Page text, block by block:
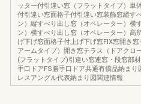
ッター付引違い窓（フラットタイプ）単
付引違い窓面格子付引違い窓装飾窓縦す
ン）縦すべり出し窓（オペレーター）横
ン）横すべり出し窓（オペレーター）高
げ下げ窓面格子付上げ下げ窓FIX窓開き
アームタイプ）開き窓テラス（ドアクロ
(フラットタイプ)引違い窓連窓・段窓部
手口ドアFS勝手口ドア共通有償品納まり
レスアングル代表納まり図関連情報